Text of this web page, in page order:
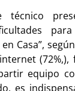
técnico
Casa”,
equipo
es